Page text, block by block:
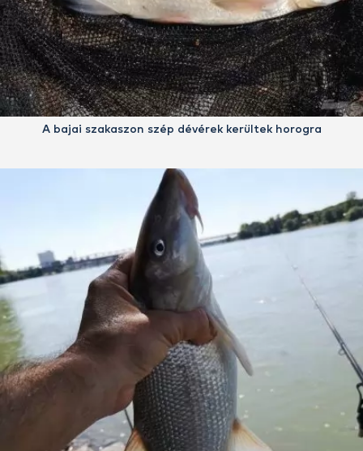
A bajai szakaszon szép dévérek kerültek horogra